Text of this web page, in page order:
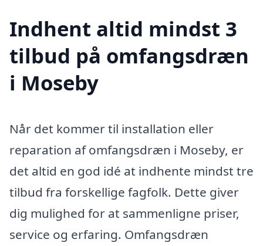
Indhent altid mindst 3
tilbud på omfangsdræn
i Moseby
Når det kommer til installation eller
reparation af omfangsdræn i Moseby, er
det altid en god idé at indhente mindst tre
tilbud fra forskellige fagfolk. Dette giver
dig mulighed for at sammenligne priser,
service og erfaring. Omfangsdræn